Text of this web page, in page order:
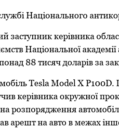
Національного
заступник керівника
Національної
88 тисяч доларів за
Tesla Model X
керівника окружної
розпорядження
арешт на авто в межах